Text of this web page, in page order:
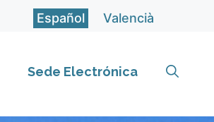
Español Valencià
Sede Electrónica